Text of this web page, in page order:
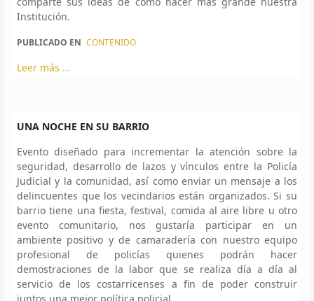
Institución.
PUBLICADO EN CONTENIDO
Leer más ...
UNA NOCHE EN SU BARRIO
Evento diseñado para incrementar la atención sobre la
seguridad, desarrollo de lazos y vínculos entre la Policía
Judicial y la comunidad, así como enviar un mensaje a los
delincuentes que los vecindarios están organizados. Si su
barrio tiene una fiesta, festival, comida al aire libre u otro
evento comunitario, nos gustaría participar en un
ambiente positivo y de camaradería con nuestro equipo
profesional de policías quienes podrán hacer
demostraciones de la labor que se realiza día a día al
servicio de los costarricenses a fin de poder construir
juntos una mejor política policial.